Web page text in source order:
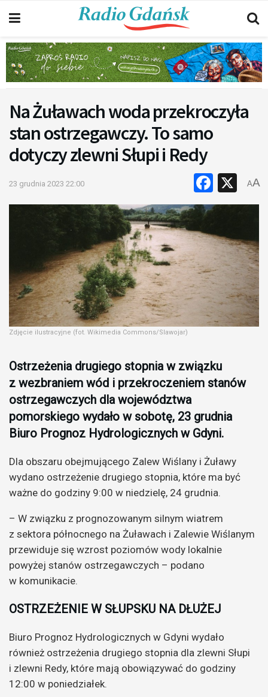
Na Żuławach woda przekroczyła
stan ostrzegawczy. To samo
dotyczy zlewni Słupi i Redy
23 grudnia 2023 22:00 X
AA
Zdjęcie ilustracyjne (fot. Wikimedia Commons/Slawojar)
Ostrzeżenia drugiego stopnia w związku
z wezbraniem wód i przekroczeniem stanów
ostrzegawczych dla województwa
pomorskiego wydało w sobotę, 23 grudnia
Biuro Prognoz Hydrologicznych w Gdyni.
Dla obszaru obejmującego Zalew Wiślany i Żuławy
wydano ostrzeżenie drugiego stopnia, które ma być
ważne do godziny 9:00 w niedzielę, 24 grudnia.
– W związku z prognozowanym silnym wiatrem
z sektora północnego na Żuławach i Zalewie Wiślanym
przewiduje się wzrost poziomów wody lokalnie
powyżej stanów ostrzegawczych – podano
w komunikacie.
OSTRZEŻENIE W SŁUPSKU NA DŁUŻEJ
Biuro Prognoz Hydrologicznych w Gdyni wydało
również ostrzeżenia drugiego stopnia dla zlewni Słupi
i zlewni Redy, które mają obowiązywać do godziny
12:00 w poniedziałek.